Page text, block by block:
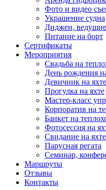
Фото и видео
Украшение судна
Диджеи, ведущие
Питание на борт
Сертификаты
Мероприятия
Свадьба на
День рождения
Девичник на яхте
Прогулка на яхте
Мастер-класс
Корпоратив на
Банкет на
Фотосессия на
Свидание на яхте
Парусная регата
Семинар,
Маршруты
Отзывы
Контакты